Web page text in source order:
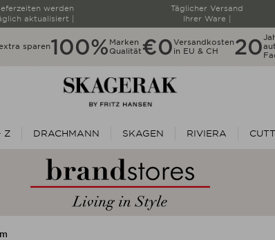
werden
aktualisiert |
Täglicher Versand
Ihrer Ware |
sparen100% Marken
Qualität€0Versandkosten
in EU & CH
20
Z DRACHMANN SKAGEN RIVIERA